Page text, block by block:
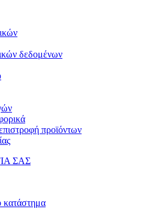
δεδομένων
προϊόντων
ΣΑΣ